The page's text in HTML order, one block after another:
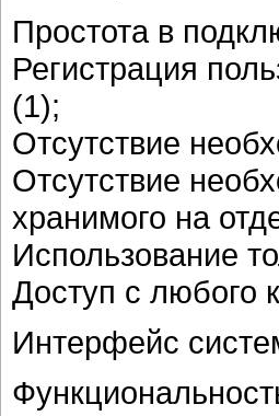
Простота в
Регистрация
(1);
Отсутствие
Отсутствие
хранимого на
Использование
Доступ с любого
Интерфейс